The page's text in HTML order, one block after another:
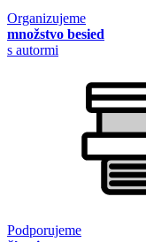
Organizujeme
množstvo besied
s autormi
Podporujeme